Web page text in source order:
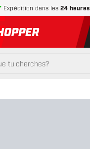
Expédition dans les 24 heures
retour à la page d’accueil